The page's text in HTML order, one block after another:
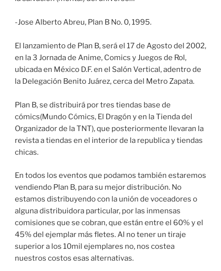
-Jose Alberto Abreu, Plan B No. 0, 1995.
El lanzamiento de Plan B, será el 17 de Agosto del 2002,
en la 3 Jornada de Anime, Comics y Juegos de Rol,
ubicada en México D.F. en el Salón Vertical, adentro de
la Delegación Benito Juárez, cerca del Metro Zapata.
Plan B, se distribuirá por tres tiendas base de
cómics(Mundo Cómics, El Dragón y en la Tienda del
Organizador de la TNT), que posteriormente llevaran la
revista a tiendas en el interior de la republica y tiendas
chicas.
En todos los eventos que podamos también estaremos
vendiendo Plan B, para su mejor distribución. No
estamos distribuyendo con la unión de voceadores o
alguna distribuidora particular, por las inmensas
comisiones que se cobran, que están entre el 60% y el
45% del ejemplar más fletes. Al no tener un tiraje
superior a los 10mil ejemplares no, nos costea
nuestros costos esas alternativas.